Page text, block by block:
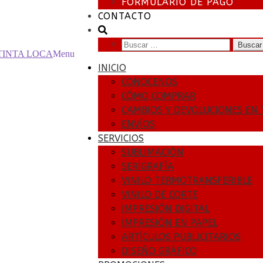
Menu
CONTACTO
Buscar:
INICIO
CONOCENOS
CÓMO COMPRAR
CAMBIOS Y DEVOLUCIONES EN
ENVÍOS
SERVICIOS
SUBLIMACIÓN
SERIGRAFÍA
VINILO TERMOTRANSFERIBLE
VINILO DE CORTE
IMPRESIÓN DIGITAL
IMPRESIÓN EN PAPEL
ARTÍCULOS PUBLICITARIOS
DISEÑO GRÁFICO